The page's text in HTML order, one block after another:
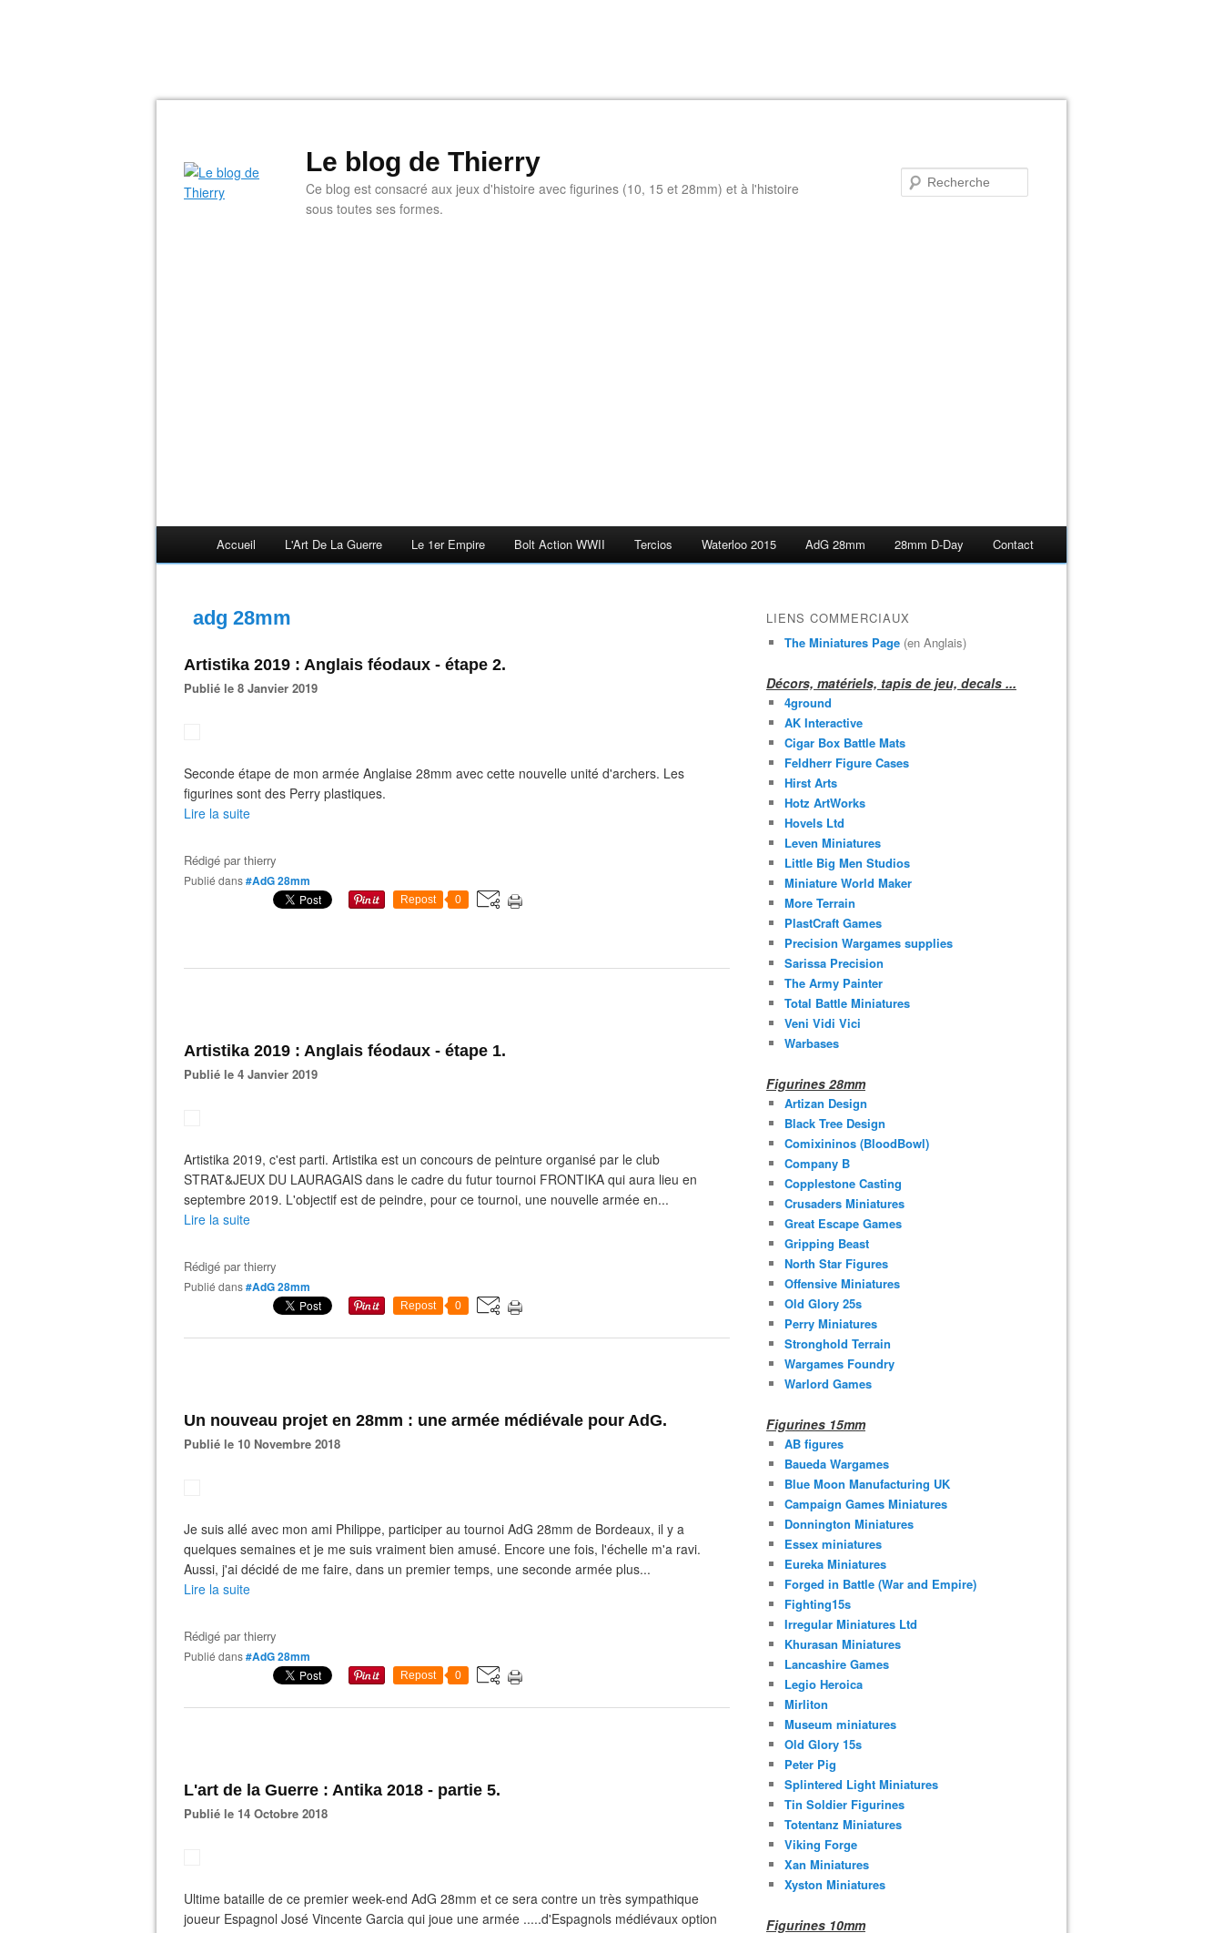
Le blog de Thierry
Ce blog est consacré aux jeux d'histoire avec figurines (10, 15 et 28mm) et à l'histoire
sous toutes ses formes.
Accueil L'Art De La Guerre Le 1er Empire Bolt Action WWII Tercios Waterloo 2015 AdG 28mm 28mm D-Day Contact
adg 28mm
Artistika 2019 : Anglais féodaux - étape 2.
Publié le 8 Janvier 2019
Seconde étape de mon armée Anglaise 28mm avec cette nouvelle unité d'archers. Les
figurines sont des Perry plastiques.
Lire la suite
Rédigé parthierry
Publié dans#AdG 28mm
Repost 0
Artistika 2019 : Anglais féodaux - étape 1.
Publié le 4 Janvier 2019
Artistika 2019, c'est parti. Artistika est un concours de peinture organisé par le club
STRAT&JEUX DU LAURAGAIS dans le cadre du futur tournoi FRONTIKA qui aura lieu en
septembre 2019. L'objectif est de peindre, pour ce tournoi, une nouvelle armée en...
Lire la suite
Rédigé parthierry
Publié dans#AdG 28mm
Repost 0
Un nouveau projet en 28mm : une armée médiévale pour AdG.
Publié le 10 Novembre 2018
Je suis allé avec mon ami Philippe, participer au tournoi AdG 28mm de Bordeaux, il y a
quelques semaines et je me suis vraiment bien amusé. Encore une fois, l'échelle m'a ravi.
Aussi, j'ai décidé de me faire, dans un premier temps, une seconde armée plus...
Lire la suite
Rédigé parthierry
Publié dans#AdG 28mm
Repost 0
L'art de la Guerre : Antika 2018 - partie 5.
Publié le 14 Octobre 2018
Ultime bataille de ce premier week-end AdG 28mm et ce sera contre un très sympathique
joueur Espagnol José Vincente Garcia qui joue une armée .....d'Espagnols médiévaux option
LIENS COMMERCIAUX
The Miniatures Page (en Anglais)
Décors, matériels, tapis de jeu, decals ...
4ground
AK Interactive
Cigar Box Battle Mats
Feldherr Figure Cases
Hirst Arts
Hotz ArtWorks
Hovels Ltd
Leven Miniatures
Little Big Men Studios
Miniature World Maker
More Terrain
PlastCraft Games
Precision Wargames supplies
Sarissa Precision
The Army Painter
Total Battle Miniatures
Veni Vidi Vici
Warbases
Figurines 28mm
Artizan Design
Black Tree Design
Comixininos (BloodBowl)
Company B
Copplestone Casting
Crusaders Miniatures
Great Escape Games
Gripping Beast
North Star Figures
Offensive Miniatures
Old Glory 25s
Perry Miniatures
Stronghold Terrain
Wargames Foundry
Warlord Games
Figurines 15mm
AB figures
Baueda Wargames
Blue Moon Manufacturing UK
Campaign Games Miniatures
Donnington Miniatures
Essex miniatures
Eureka Miniatures
Forged in Battle (War and Empire)
Fighting15s
Irregular Miniatures Ltd
Khurasan Miniatures
Lancashire Games
Legio Heroica
Mirliton
Museum miniatures
Old Glory 15s
Peter Pig
Splintered Light Miniatures
Tin Soldier Figurines
Totentanz Miniatures
Viking Forge
Xan Miniatures
Xyston Miniatures
Figurines 10mm